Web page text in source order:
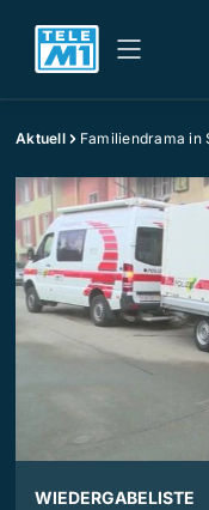
Aktuell Familiendrama in
WIEDERGABELISTE